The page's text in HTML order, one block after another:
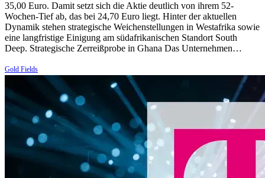
35,00 Euro. Damit setzt sich die Aktie deutlich von ihrem 52-
Wochen-Tief ab, das bei 24,70 Euro liegt. Hinter der aktuellen
Dynamik stehen strategische Weichenstellungen in Westafrika sowie
eine langfristige Einigung am südafrikanischen Standort South
Deep. Strategische Zerreißprobe in Ghana Das Unternehmen…
Gold Fields